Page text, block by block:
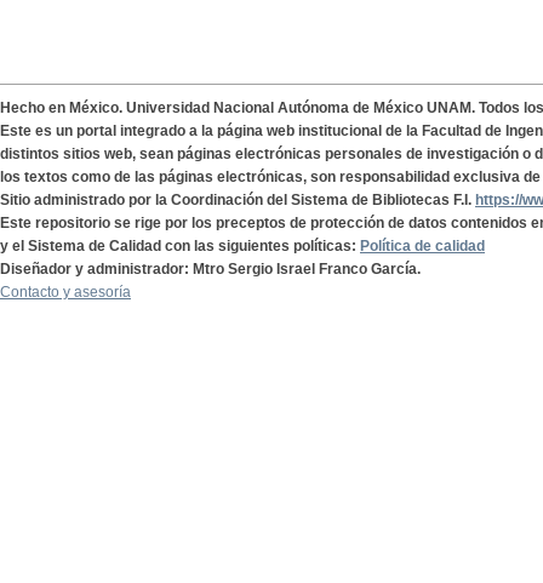
Hecho en México. Universidad Nacional Autónoma de México UNAM. Todos
Este es un portal integrado a la página web institucional de la Facultad de
distintos sitios web, sean páginas electrónicas personales de investigación o
los textos como de las páginas electrónicas, son responsabilidad exclusiva
Sitio administrado por la Coordinación del Sistema de Bibliotecas F.I. https://
Este repositorio se rige por los preceptos de protección de datos contenidos
y el Sistema de Calidad con las siguientes políticas: Política de calidad
Diseñador y administrador: Mtro Sergio Israel Franco García.
Contacto y asesoría